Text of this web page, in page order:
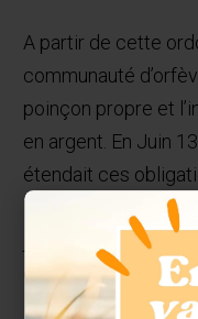
A partir de cette
communauté
poinçon propre et
en argent. En Juin
étendait ces
Dans les
jurandes
c’est uniquement
Belgique les